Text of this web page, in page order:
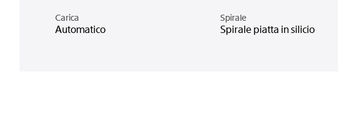
Carica
Automatico
Spirale
Spirale piatta in silicio